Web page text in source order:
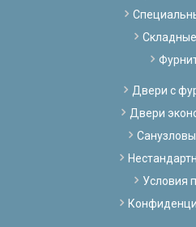
Двери с
Двери
Условия